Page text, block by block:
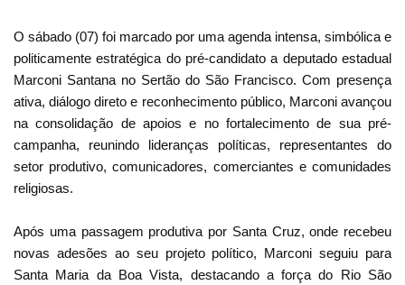
O sábado (07) foi marcado por uma agenda intensa, simbólica e
politicamente estratégica do pré-candidato a deputado estadual
Marconi Santana no Sertão do São Francisco. Com presença
ativa, diálogo direto e reconhecimento público, Marconi avançou
na consolidação de apoios e no fortalecimento de sua pré-
campanha, reunindo lideranças políticas, representantes do
setor produtivo, comunicadores, comerciantes e comunidades
religiosas.
Após uma passagem produtiva por Santa Cruz, onde recebeu
novas adesões ao seu projeto político, Marconi seguiu para
Santa Maria da Boa Vista, destacando a força do Rio São